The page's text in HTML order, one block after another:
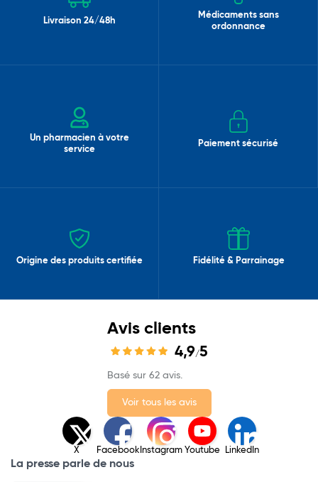
Livraison 24/48h
Médicaments sans
ordonnance
Un pharmacien à votre
service
Paiement sécurisé
Origine des produits certifiée Fidélité & Parrainage
Avis clients
4,9/5
Basé sur 62 avis.
Voir tous les avis
X Facebook Instagram Youtube LinkedIn
La presse parle de nous